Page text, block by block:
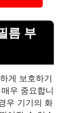
름 부
게 보호하기
우 중요합니
우 기기의 화